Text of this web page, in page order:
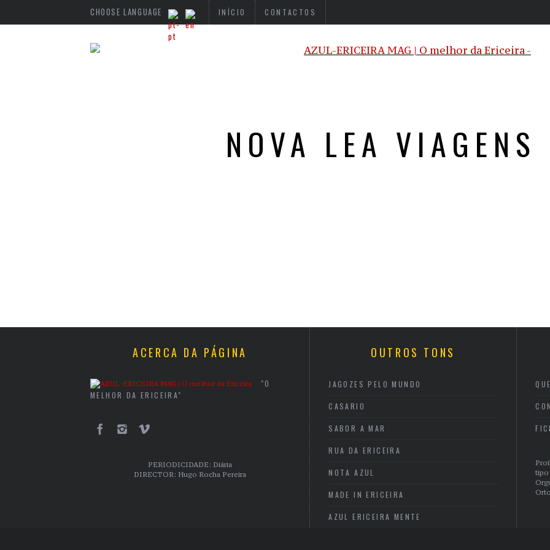
CHOOSE LANGUAGE INÍCIO CONTACTOS
NOVA LEA
ACERCA DA PÁGINA
"O
MELHOR DA ERICEIRA"
PERIODICIDADE: Diária
DIRECTOR: Hugo Rocha Pereira
OUTROS TONS
JAGOZES PELO MUNDO
CASARIO
SABOR A MAR
RUA DA ERICEIRA
NOTA AZUL
MADE IN ERICEIRA
AZUL ERICEIRA MENTE
tipo